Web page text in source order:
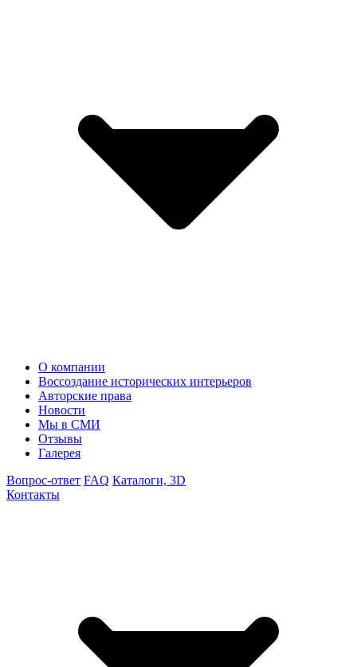
О компании
Воссоздание исторических интерьеров
Авторские права
Новости
Мы в СМИ
Отзывы
Галерея
Вопрос-ответ FAQ Каталоги, 3D
Контакты